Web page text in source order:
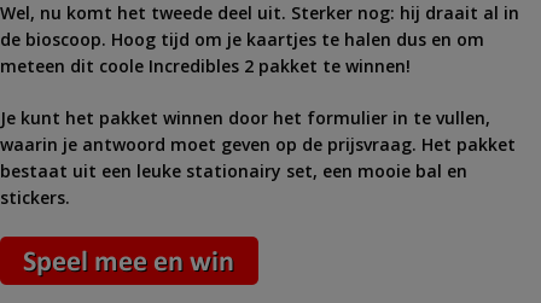
Wel, nu komt het tweede deel uit. Sterker nog: hij draait al in
de bioscoop. Hoog tijd om je kaartjes te halen dus en om
meteen dit coole Incredibles 2 pakket te winnen!
Je kunt het pakket winnen door het formulier in te vullen,
waarin je antwoord moet geven op de prijsvraag. Het pakket
bestaat uit een leuke stationairy set, een mooie bal en
stickers.